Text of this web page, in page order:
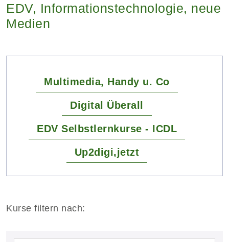
EDV, Informationstechnologie, neue
Medien
Multimedia, Handy u. Co
Digital Überall
EDV Selbstlernkurse - ICDL
Up2digi,jetzt
Kurse filtern nach: